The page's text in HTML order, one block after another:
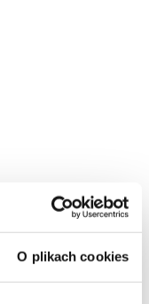
O plikach cookies